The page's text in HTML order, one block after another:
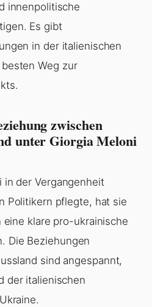
innenpolitische
Es gibt
in der italienischen
Weg zur
zwischen
unter Giorgia Meloni
in der Vergangenheit
Politikern pflegte, hat sie
klare pro-ukrainische
Die Beziehungen
sind angespannt,
der italienischen